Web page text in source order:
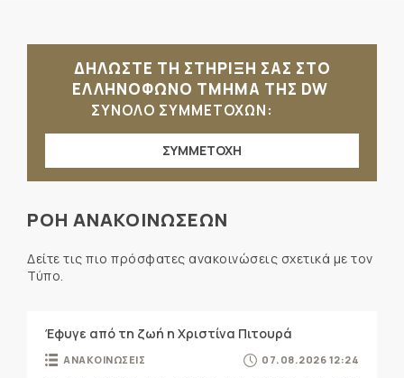
ΔΗΛΩΣΤΕ ΤΗ ΣΤΗΡΙΞΗ ΣΑΣ ΣΤΟ
ΕΛΛΗΝΟΦΩΝΟ ΤΜΗΜΑ ΤΗΣ DW
ΣΥΝΟΛΟ ΣΥΜΜΕΤΟΧΩΝ:
ΣΥΜΜΕΤΟΧΗ
ΡΟΗ ΑΝΑΚΟΙΝΩΣΕΩΝ
Δείτε τις πιο πρόσφατες ανακοινώσεις σχετικά με τον
Τύπο.
Έφυγε από τη ζωή η Χριστίνα Πιτουρά
ΑΝΑΚΟΙΝΩΣΕΙΣ 07.08.2026 12:24